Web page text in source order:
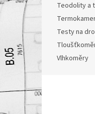
Teodolity a
Testy na
Vlhkoměry
á